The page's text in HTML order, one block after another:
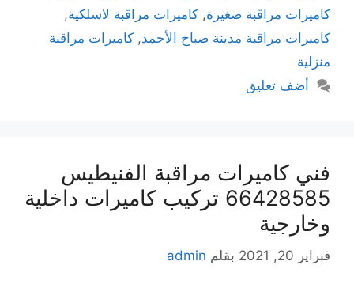
كاميرات مراقبة صغيرة, كاميرات مراقبة لاسلكية,
كاميرات مراقبة مدينة صباح الأحمد, كاميرات مراقبة
منزلية
أضف تعليق
فني كاميرات مراقبة الفنيطيس
66428585 تركيب كاميرات داخلية
وخارجية
فبراير 20, 2021 بقلم admin